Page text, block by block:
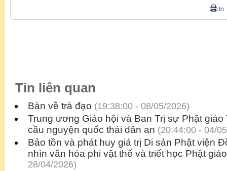
In
Tin liên quan
Bàn về trà đạo (19:38:00 - 08/05/2026)
Trung ương Giáo hội và Ban Trị sự Phật giáo
cầu nguyện quốc thái dân an (20:44:00 - 04/
Bảo tồn và phát huy giá trị Di sản Phật viện
nhìn văn hóa phi vật thể và triết học Phật giáo
28/04/2026)